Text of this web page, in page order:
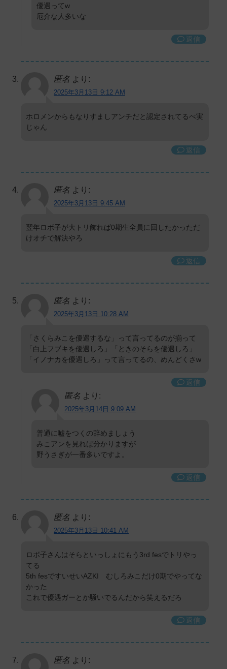
優遇ってw
厄介な人多いな
返信
匿名 より:
2025年3月13日 9:12 AM
ホロメンからもなりすましアンチだと認定されてるぺ実
じゃん
返信
匿名 より:
2025年3月13日 9:45 AM
翌年ロボ子が大トリ飾れば0期生全員に回したかっただ
けオチで解決やろ
返信
匿名 より:
2025年3月13日 10:28 AM
「さくらみこを優遇するな」って言ってるのが揃って
「白上フブキを優遇しろ」「ときのそらを優遇しろ」
「イノナカを優遇しろ」って言ってるの、めんどくさw
返信
匿名 より:
2025年3月14日 9:09 AM
普通に嘘をつくの辞めましょう
みこアンを見れば分かりますが
野うさぎが一番多いですよ。
返信
匿名 より:
2025年3月13日 10:41 AM
ロボ子さんはそらといっしょにもう3rd fesでトリやっ
てる
5th fesですいせいAZKI むしろみこだけ0期でやってな
かった
これで優遇ガーとか騒いでるんだから笑えるだろ
返信
匿名 より: